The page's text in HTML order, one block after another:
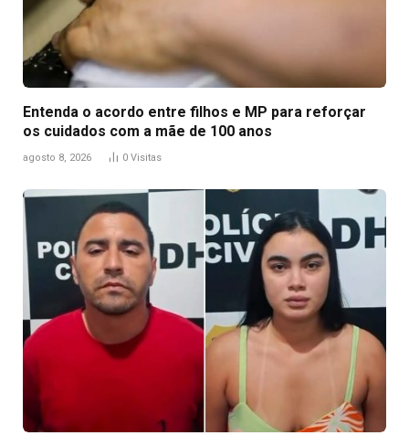
Entenda o acordo entre filhos e MP para reforçar
os cuidados com a mãe de 100 anos
agosto 8, 2026 0 Visitas